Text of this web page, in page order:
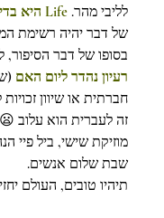
לליבי מהר. Life היא בדיוק אחת כזו
של דבר יהיה רשימת
בסופו של דבר הסיפור,
רעיון נהדר ליום האם
חברתית או שיוון
זה לעברית הוא עלוב 😦
מוזיקת שישי, ביל פיי
שבת שלום אנשים.
תיהיו טובים, העולם